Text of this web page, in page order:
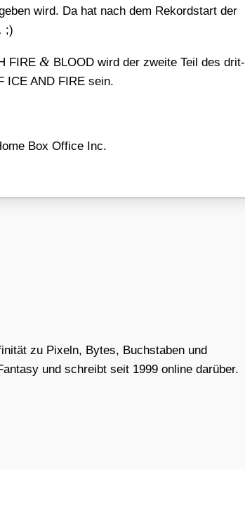
wird. Da hat nach dem Rekord­start der
;)
FIRE & BLOOD wird der zwei­te Teil des drit­
ICE AND FIRE sein.
Box Office Inc.
zu Pixeln, Bytes, Buchstaben und
und schreibt seit 1999 online darüber.